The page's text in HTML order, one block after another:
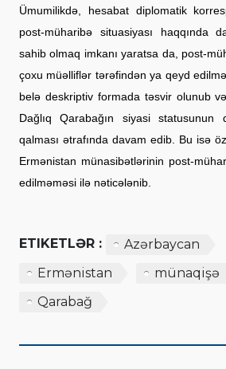
Ümumilikdə, hesabat diplomatik
post-müharibə situasiyası haqqında
sahib olmaq imkanı yaratsa da, post-
çoxu müəlliflər tərəfindən ya qeyd
belə deskriptiv formada təsvir olunub və
Dağlıq Qarabağın siyasi statusunun
qalması ətrafında davam edib. Bu isə
Ermənistan münasibətlərinin post-
edilməməsi ilə nəticələnib.
ETIKETLƏR :
Azərbaycan
Ermənistan
münaqişə
Qarabağ